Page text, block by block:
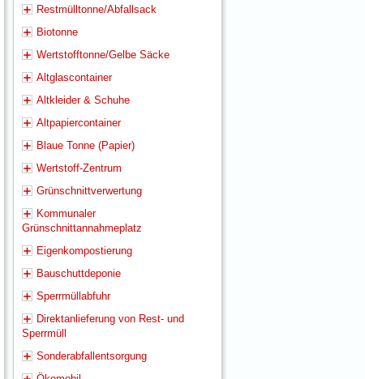
Restmülltonne/Abfallsack
Biotonne
Wertstofftonne/Gelbe Säcke
Altglascontainer
Altkleider & Schuhe
Altpapiercontainer
Blaue Tonne (Papier)
Wertstoff-Zentrum
Grünschnittverwertung
Kommunaler
Grünschnittannahmeplatz
Eigenkompostierung
Bauschuttdeponie
Sperrmüllabfuhr
Direktanlieferung von Rest- und
Sperrmüll
Sonderabfallentsorgung